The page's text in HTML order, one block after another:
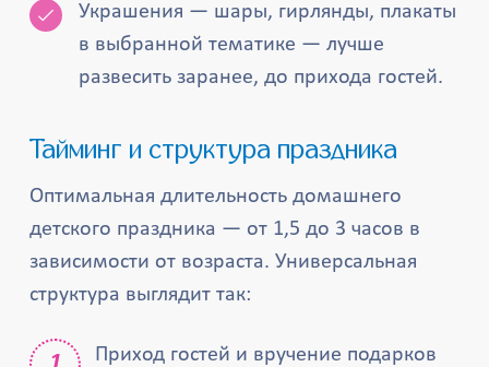
Украшения — шары, гирлянды, плакаты
в выбранной тематике — лучше
развесить заранее, до прихода гостей.
Тайминг и структура праздника
Оптимальная длительность домашнего
детского праздника — от 1,5 до 3 часов в
зависимости от возраста. Универсальная
структура выглядит так:
Приход гостей и вручение подарков